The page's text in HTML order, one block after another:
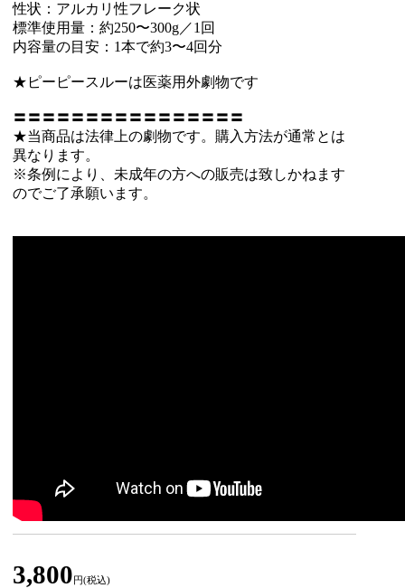
性状：アルカリ性フレーク状
標準使用量：約250〜300g／1回
内容量の目安：1本で約3〜4回分
★ピーピースルーは医薬用外劇物です
〓〓〓〓〓〓〓〓〓〓〓〓〓〓〓〓
★当商品は法律上の劇物です。購入方法が通常とは
異なります。
※条例により、未成年の方への販売は致しかねます
のでご了承願います。
3,800 円(税込)